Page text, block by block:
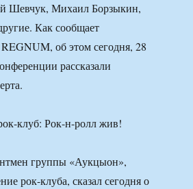
Шевчук, Михаил Борзыкин,
Как сообщает
об этом сегодня, 28
рассказали
группы «Аукцыон»,
рок-клуба, сказал сегодня о